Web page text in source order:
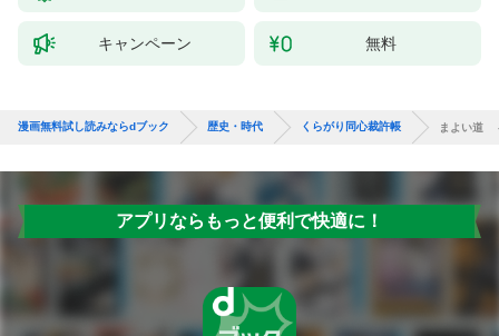
キャンペーン 無料
漫画無料試し読みならdブック 歴史・時代 くらがり同心裁許帳 まよい道 ‐
アプリならもっと便利で快適に！